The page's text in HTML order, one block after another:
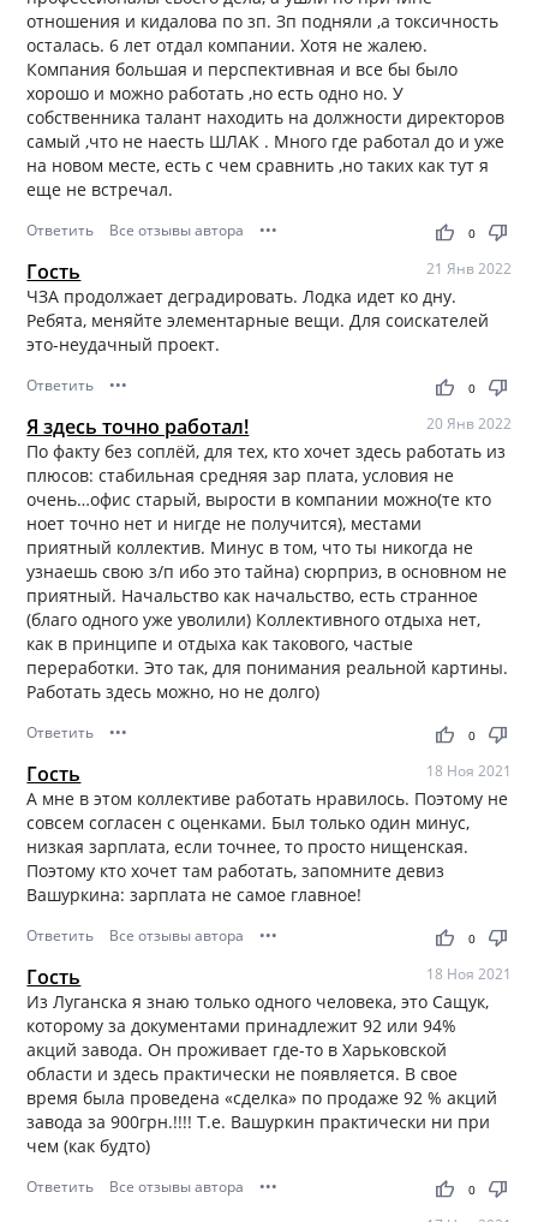
отношения и кидалова по зп. Зп подняли ,а токсичность
осталась. 6 лет отдал компании. Хотя не жалею.
Компания большая и перспективная и все бы было
хорошо и можно работать ,но есть одно но. У
собственника талант находить на должности директоров
самый ,что не наесть ШЛАК . Много где работал до и уже
на новом месте, есть с чем сравнить ,но таких как тут я
еще не встречал.
Ответить Все отзывы автора ••• thumb_up thumb_down
0
Гость 21 Янв 2022
ЧЗА продолжает деградировать. Лодка идет ко дну.
Ребята, меняйте элементарные вещи. Для соискателей
это-неудачный проект.
Ответить ••• thumb_up thumb_down
0
Я здесь точно работал! 20 Янв 2022
По факту без соплёй, для тех, кто хочет здесь работать из
плюсов: стабильная средняя зар плата, условия не
очень…офис старый, вырости в компании можно(те кто
ноет точно нет и нигде не получится), местами
приятный коллектив. Минус в том, что ты никогда не
узнаешь свою з/п ибо это тайна) сюрприз, в основном не
приятный. Начальство как начальство, есть странное
(благо одного уже уволили) Коллективного отдыха нет,
как в принципе и отдыха как такового, частые
переработки. Это так, для понимания реальной картины.
Работать здесь можно, но не долго)
Ответить ••• thumb_up thumb_down
0
Гость 18 Ноя 2021
А мне в этом коллективе работать нравилось. Поэтому не
совсем согласен с оценками. Был только один минус,
низкая зарплата, если точнее, то просто нищенская.
Поэтому кто хочет там работать, запомните девиз
Вашуркина: зарплата не самое главное!
Ответить Все отзывы автора ••• thumb_up thumb_down
0
Гость 18 Ноя 2021
Из Луганска я знаю только одного человека, это Сащук,
которому за документами принадлежит 92 или 94%
акций завода. Он проживает где-то в Харьковской
области и здесь практически не появляется. В свое
время была проведена «сделка» по продаже 92 % акций
завода за 900грн.!!!! Т.е. Вашуркин практически ни при
чем (как будто)
Ответить Все отзывы автора ••• thumb_up thumb_down
0